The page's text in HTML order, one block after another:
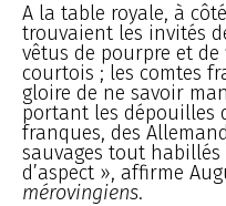
A la table royale, à
trouvaient les invités
vêtus de pourpre et
courtois ; les comtes
gloire de ne savoir
portant les dépouilles
franques, des
sauvages tout
d’aspect », affirme
mérovingiens.